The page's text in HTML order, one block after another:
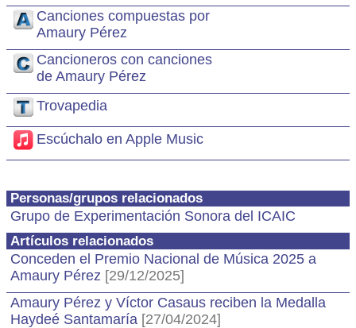
Canciones compuestas por
Amaury Pérez
Cancioneros con canciones
de Amaury Pérez
Trovapedia
Escúchalo en Apple Music
Personas/grupos relacionados
Grupo de Experimentación Sonora del ICAIC
Artículos relacionados
Conceden el Premio Nacional de Música 2025 a
Amaury Pérez [29/12/2025]
Amaury Pérez y Víctor Casaus reciben la Medalla
Haydeé Santamaría [27/04/2024]